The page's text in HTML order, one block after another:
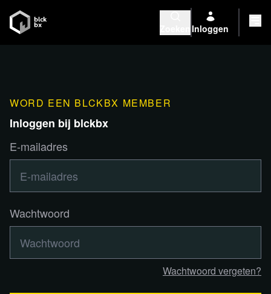
Inloggen
WORD EEN BLCKBX MEMBER
Inloggen bij blckbx
E-mailadres
Wachtwoord
Wachtwoord vergeten?